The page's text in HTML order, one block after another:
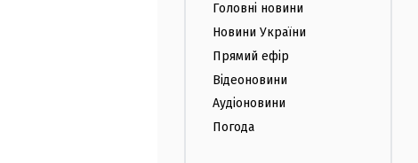
Головні новини
Новини України
Прямий ефір
Відеоновини
Аудіоновини
Погода